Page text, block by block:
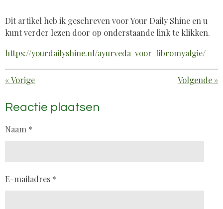
Dit artikel heb ik geschreven voor Your Daily Shine en u
kunt verder lezen door op onderstaande link te klikken.
https://yourdailyshine.nl/ayurveda-voor-fibromyalgie/
«Vorige Volgende »
Reactie plaatsen
Naam *
E-mailadres *